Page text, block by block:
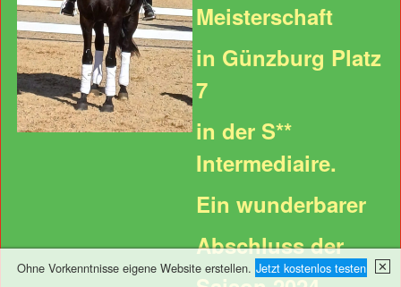
Meisterschaft
in Günzburg Platz
7
in der S**
Intermediaire.
Ein wunderbarer
Abschluss der
✕
Ohne Vorkenntnisse eigene Website erstellen. Jetzt kostenlos testen